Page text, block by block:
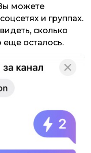
можете
и группах.
сколько
еще осталось.